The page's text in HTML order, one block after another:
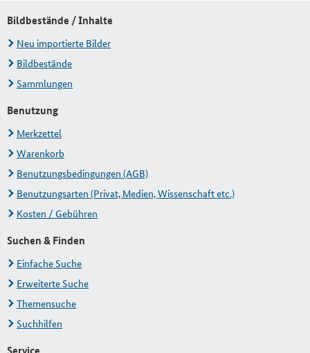
Bildbestände / Inhalte
Neu importierte Bilder
Bildbestände
Sammlungen
Benutzung
Merkzettel
Warenkorb
Benutzungsbedingungen (AGB)
Benutzungsarten (Privat, Medien, Wissenschaft etc.)
Kosten / Gebühren
Suchen & Finden
Einfache Suche
Erweiterte Suche
Themensuche
Suchhilfen